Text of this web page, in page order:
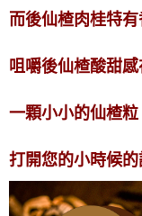
而後仙楂肉桂特有
咀嚼後仙楂酸甜
一顆小小的仙楂
打開您的小時候